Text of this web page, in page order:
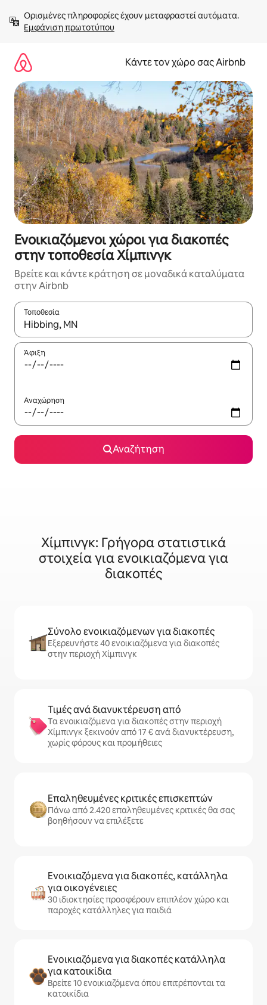
στο
περιεχόμενοΕμφάνιση πρωτοτύπου
Κάντε τον χώρο σας Airbnb
Ενοικιαζόμενοι χώροι για διακοπές
στην τοποθεσία Χίμπινγκ
Βρείτε και κάντε κράτηση σε μοναδικά καταλύματα
στην Airbnb
Τοποθεσία
Όταν τα αποτελέσματα είναι διαθέσιμα, μπορείτε να
Άφιξη
Αναχώρηση
Αναζήτηση
Χίμπινγκ: Γρήγορα στατιστικά
στοιχεία για ενοικιαζόμενα για
διακοπές
Σύνολο ενοικιαζόμενων για διακοπές
Εξερευνήστε 40 ενοικιαζόμενα για διακοπές
στην περιοχή Χίμπινγκ
Τιμές ανά διανυκτέρευση από
Τα ενοικιαζόμενα για διακοπές στην περιοχή
Χίμπινγκ ξεκινούν από 17 € ανά διανυκτέρευση,
χωρίς φόρους και προμήθειες
Επαληθευμένες κριτικές επισκεπτών
Πάνω από 2.420 επαληθευμένες κριτικές θα σας
βοηθήσουν να επιλέξετε
Ενοικιαζόμενα για διακοπές, κατάλληλα
για οικογένειες
30 ιδιοκτησίες προσφέρουν επιπλέον χώρο και
παροχές κατάλληλες για παιδιά
Ενοικιαζόμενα για διακοπές κατάλληλα
για κατοικίδια
Βρείτε 10 ενοικιαζόμενα όπου επιτρέπονται τα
κατοικίδια